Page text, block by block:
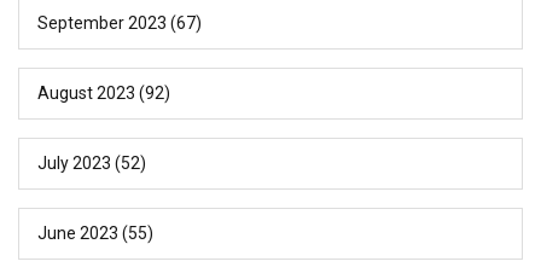
September 2023 (67)
August 2023 (92)
July 2023 (52)
June 2023 (55)